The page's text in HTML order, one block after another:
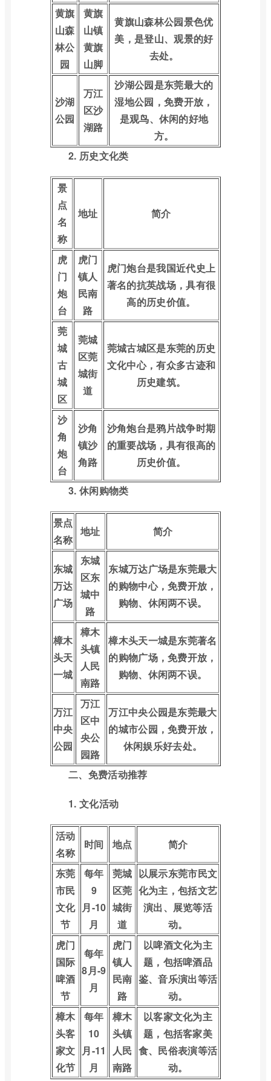
黄旗
山森
林公
园
黄旗
山镇
黄旗
山脚
黄旗山森林公园景色优
美，是登山、观景的好
去处。
沙湖
公园
万江
区沙
湖路
沙湖公园是东莞最大的
湿地公园，免费开放，
是观鸟、休闲的好地
方。
2. 历史文化类
景
点
名
称
地址 简介
虎
门
炮
台
虎门
镇人
民南
路
虎门炮台是我国近代史上
著名的抗英战场，具有很
高的历史价值。
莞
城
古
城
区
莞城
区莞
城街
道
莞城古城区是东莞的历史
文化中心，有众多古迹和
历史建筑。
沙
角
炮
台
沙角
镇沙
角路
沙角炮台是鸦片战争时期
的重要战场，具有很高的
历史价值。
3. 休闲购物类
景点
名称
地址 简介
东城
万达
广场
东城
区东
城中
路
东城万达广场是东莞最大
的购物中心，免费开放，
购物、休闲两不误。
樟木
头天
一城
樟木
头镇
人民
南路
樟木头天一城是东莞著名
的购物广场，免费开放，
购物、休闲两不误。
万江
中央
公园
万江
区中
央公
园路
万江中央公园是东莞最大
的城市公园，免费开放，
休闲娱乐好去处。
二、免费活动推荐
1. 文化活动
活动
名称
时间 地点 简介
东莞
市民
文化
节
每年
9
月-10
月
莞城
区莞
城街
道
以展示东莞市民文
化为主，包括文艺
演出、展览等活
动。
虎门
国际
啤酒
节
每年
8月-9
月
虎门
镇人
民南
路
以啤酒文化为主
题，包括啤酒品
鉴、音乐演出等活
动。
樟木
头客
家文
化节
每年
10
月-11
月
樟木
头镇
人民
南路
以客家文化为主
题，包括客家美
食、民俗表演等活
动。